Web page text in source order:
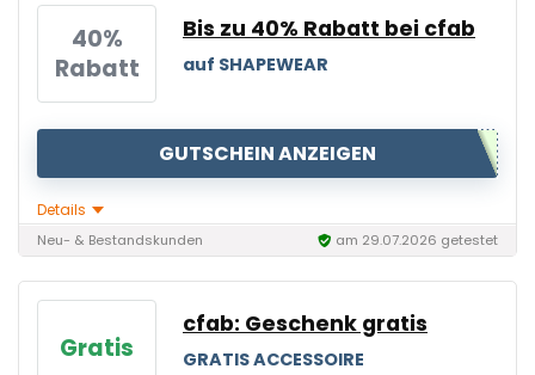
40%
Rabatt
Bis zu 40% Rabatt bei cfab
auf SHAPEWEAR
GUTSCHEIN ANZEIGEN
Details
Neu- & Bestandskunden am 29.07.2026 getestet
Gratis
cfab: Geschenk gratis
GRATIS ACCESSOIRE